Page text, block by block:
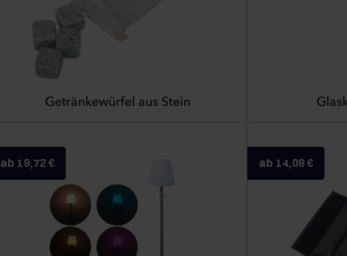
Getränkewürfel aus Stein
ab 19,72 € ab 14,08 €